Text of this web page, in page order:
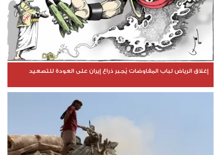
إغلاق الرياض لباب المفاوضات يُجبر ذراع إيران على العودة للتصعيد